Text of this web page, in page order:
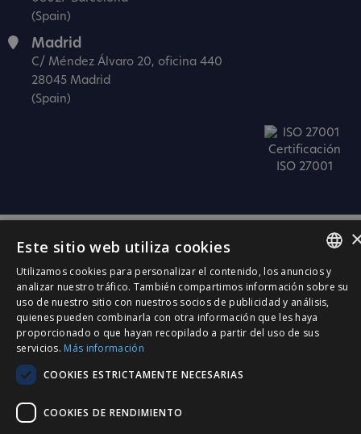
(Spain)
Madrid
C/ Méndez Álvaro 20, oficina 440
28045 Madrid
(Spain)
Certificación
ISO 27001
SPANISH
CATALÀ
ENGLISH
Este sitio web utiliza cookies
Utilizamos cookies para personalizar el contenido, los anuncios y
analizar nuestro tráfico. También compartimos información sobre su
uso de nuestro sitio con nuestros socios de publicidad y análisis,
quienes pueden combinarla con otra información que les haya
proporcionado o que hayan recopilado a partir del uso de sus
servicios. Más información
COOKIES ESTRICTAMENTE NECESARIAS
COOKIES DE RENDIMIENTO